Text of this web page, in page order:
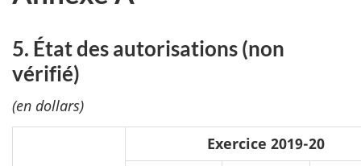
5. État des autorisations (non
vérifié)
(en dollars)
Exercice 2019-20